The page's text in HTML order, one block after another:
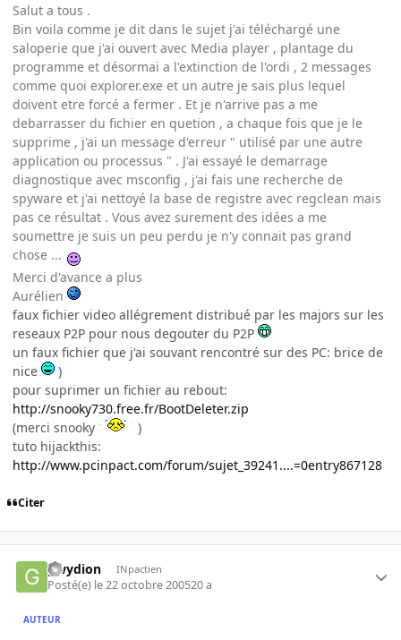
Salut a tous .
Bin voila comme je dit dans le sujet j'ai téléchargé une
saloperie que j'ai ouvert avec Media player , plantage du
programme et désormai a l'extinction de l'ordi , 2 messages
comme quoi explorer.exe et un autre je sais plus lequel
doivent etre forcé a fermer . Et je n'arrive pas a me
debarrasser du fichier en quetion , a chaque fois que je le
supprime , j'ai un message d'erreur " utilisé par une autre
application ou processus " . J'ai essayé le demarrage
diagnostique avec msconfig , j'ai fais une recherche de
spyware et j'ai nettoyé la base de registre avec regclean mais
pas ce résultat . Vous avez surement des idées a me
soumettre je suis un peu perdu je n'y connait pas grand
chose ...
Merci d'avance a plus
Aurélien
faux fichier video allégrement distribué par les majors sur les
reseaux P2P pour nous degouter du P2P
un faux fichier que j'ai souvant rencontré sur des PC: brice de
nice
)
pour suprimer un fichier au rebout:
http://snooky730.free.fr/BootDeleter.zip
(merci snooky
)
tuto hijackthis:
http://www.pcinpact.com/forum/sujet_39241....=0entry867128
Citer
gwydion INpactien
Posté(e) le 22 octobre 200520 a
AUTEUR